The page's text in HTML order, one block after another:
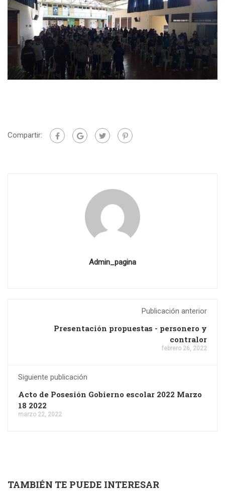
Compartir:
Admin_pagina
Publicación anterior
Presentación propuestas - personero y
contralor
febrero 26, 2022
Siguiente publicación
Acto de Posesión Gobierno escolar 2022 Marzo
18 2022
marzo 22, 2022
TAMBIÉN TE PUEDE INTERESAR